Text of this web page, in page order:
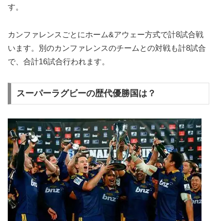
す。
カンファレンスごとにホーム&アウェー方式で計8試合戦
います。別のカンファレンスのチームとの対戦も計8試合
で、合計16試合行われます。
スーパーラグビーの歴代優勝国は？